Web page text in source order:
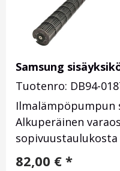
Samsung
Tuotenro: DB94-
Ilmalämpöpumpun
Alkuperäinen
82,00 € *